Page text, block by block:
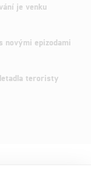
je venku
novými epizodami
teroristy